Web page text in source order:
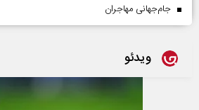
جام‌جهانی مهاجران
ویدئو